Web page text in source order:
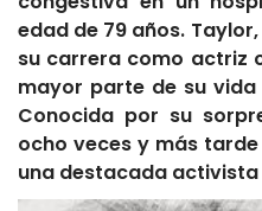
edad de 79 años.
su carrera como actriz
mayor parte de su
Conocida por su
ocho veces y más
una destacada activista